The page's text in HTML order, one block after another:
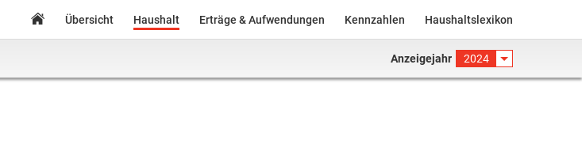
Übersicht Haushalt Erträge & Aufwendungen Kennzahlen Haushaltslexikon
Anzeigejahr 2024